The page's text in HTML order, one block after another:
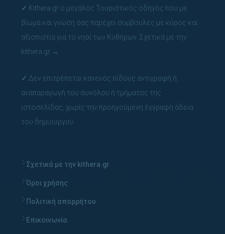
✓ Kithera.gr ο μεγάλος Τουριστικός οδηγός που με
βίωμα και γνώση σας παρέχει συμβουλές με κύρος και
αξιοπιστία για το νησί των Κυθήρων. Σχετικά με την
kithera.gr →
✓ Δεν επιτρέπεται κανενός είδους αντιγραφή ή
αναπαραγωγή του συνόλου ή τμήματος της
ιστοσελίδας, χωρίς την προηγούμενη έγγραφη άδεια
του δημιουργού.
Σχετικά με την kithera.gr
Όροι χρήσης
Πολιτική απορρήτου
Επικοινωνία